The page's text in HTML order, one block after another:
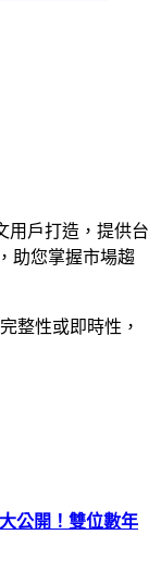
用戶打造，提供台
助您掌握市場趨
整性或即時性，
公開！雙位數年